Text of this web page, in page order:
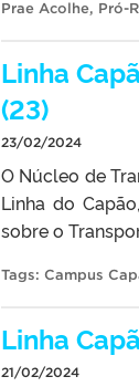
Prae Acolhe, Pró-
Linha
(23)
23/02/2024
O Núcleo de
Linha do
sobre o
Tags: Campus
Linha
21/02/2024